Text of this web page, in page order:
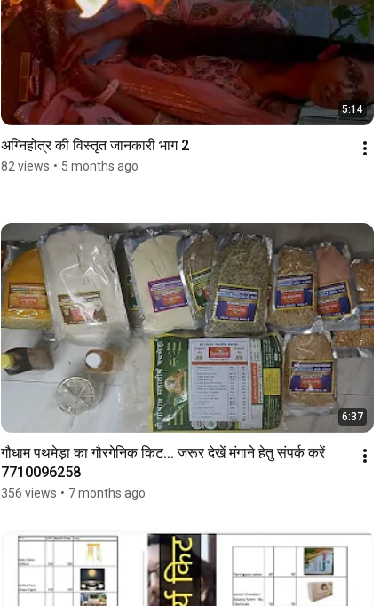
5:14
अग्निहोत्र की विस्तृत जानकारी भाग 2
82 views • 5 months ago
6:37
गौधाम पथमेड़ा का गौरगेनिक किट... जरूर देखें मंगाने हेतु संपर्क करें
7710096258
356 views • 7 months ago